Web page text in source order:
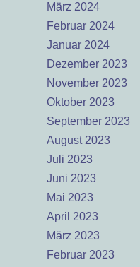
März 2024
Februar 2024
Januar 2024
Dezember 2023
November 2023
Oktober 2023
September 2023
August 2023
Juli 2023
Juni 2023
Mai 2023
April 2023
März 2023
Februar 2023